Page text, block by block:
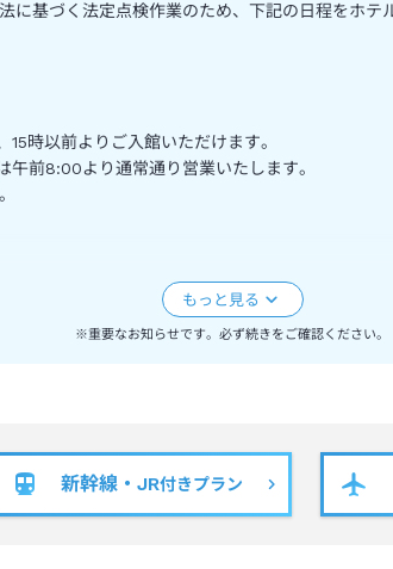
基づく法定点検作業のため、下記の日程をホテ
時以前よりご入館いただけます。
前8:00より通常通り営業いたします。
買い求めください。
時間指定パークチケットや、その他特別割引のパ
利用の際は、中央にスタッキングベッドが入る
ークウイングルームとなります。その他の部屋
※重要なお知らせです。必ず続きをご確認ください。
新幹線・JR付きプラン